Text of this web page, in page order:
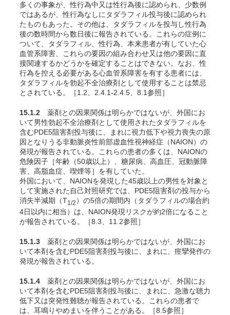
多くの事象が、性行為中又は性行為後に認められ、少数例
ではあるが、性行為なしにタダラフィル投与後に認められ
たものもあった。その他は、タダラフィルを投与し性行為
後の数時間から数日後に報告されている。これらの症例に
ついて、タダラフィル、性行為、本来患者が有していた心
血管系障害、これらの要因の組み合わせ又は他の要因に直
接関連するかどうかを確定することはできない。なお、性
行為を控える必要がある心血管系障害を有する患者には、
タダラフィルを勃起不全治療剤として使用することは禁忌
とされている。［1.2、2.4.1-2.4.5、8.1参照］
15.1.2 薬剤との因果関係は明らかではないが、外国にお
いて男性勃起不全治療剤として使用されたタダラフィルを
含むPDE5阻害剤投与後に、まれに視力低下や視力喪失の原
因となりうる非動脈炎性前部虚血性視神経症（NAION）の
発現が報告されている 。これらの患者の多くは、NAIONの
危険因子［年齢（50歳以上）、糖尿病、高血圧、冠動脈障
害、高脂血症、喫煙等］を有していた 。
外国において、NAIONを発現した45歳以上の男性を対象と
して実施された自己対照研究では、PDE5阻害剤の投与から
消失半減期（T1/2 ）の5倍の期間内（タダラフィルの場合約
4日以内に相当）は、NAION発現リスクが約2倍になること
が報告されている 。［8.3、11.2参照］
15.1.3 薬剤との因果関係は明らかではないが、外国にお
いて本剤を含むPDE5阻害剤投与後に、まれに、痙攣発作の
発現が報告されている 。
15.1.4 薬剤との因果関係は明らかではないが、外国にお
いて本剤を含むPDE5阻害剤投与後に、まれに、急激な聴力
低下又は突発性難聴が報告されている。これらの患者で
は、耳鳴りやめまいを伴うことがある。［8.5参照］